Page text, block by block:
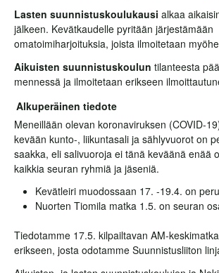
Lasten suunnistuskoulukausi alkaa
jälkeen. Kevätkaudelle pyritään järjestämään
omatoimiharjoituksia, joista ilmoitetaan
Aikuisten suunnistuskoulun tilanteesta
mennessä ja ilmoitetaan erikseen
Alkuperäinen tiedote
Meneillään olevan koronaviruksen (COVID-
kevään kunto-, liikuntasali ja sählyvuorot on
saakka, eli salivuoroja ei tänä keväänä enää
kaikkia seuran ryhmiä ja jäseniä.
Kevätleiri muodossaan 17. -19.4. on
Nuorten Tiomila matka 1.5. on seuran
Tiedotamme 17.5. kilpailtavan AM-
erikseen, josta odotamme Suunnistusliiton